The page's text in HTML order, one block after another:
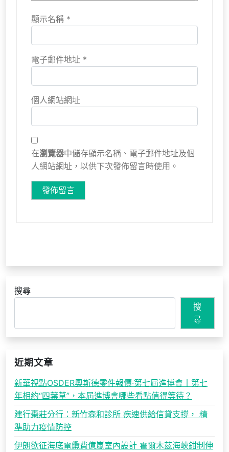
顯示名稱 *
電子郵件地址 *
個人網站網址
在瀏覽器中儲存顯示名稱、電子郵件地址及個
人網站網址，以供下次發佈留言時使用。
搜尋
搜
尋
近期文章
新華視點OSDER奧斯德零件報價·第七屆進博會丨第七
年相約“四葉草”，本屆進博會哪些看點值得等待？
建行棗莊分行：新竹森和診所 疾速供給信貸支撐， 精
準助力疫情防控
伊朗欲征海底電纜費億嵐室內設計 霍爾木茲海峽鉗制伸